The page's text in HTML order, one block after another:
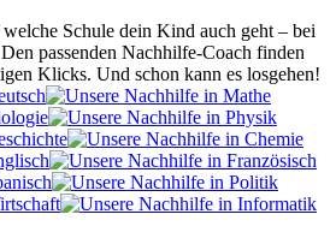
Schule dein Kind auch geht – bei
passenden Nachhilfe-Coach finden
Klicks. Und schon kann es losgehen!